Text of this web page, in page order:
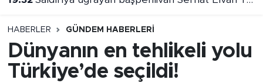
Erdoğan: Avusturya ile ticaret hacminde hedef 5 milyar dolar
HABERLER GÜNDEM HABERLERI
Dünyanın en tehlikeli yolu
Türkiye’de seçildi!
Samsun Namaz Vakitleri
Süper Lig Puan Durumu ve Fikstür